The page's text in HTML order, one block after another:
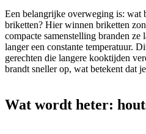
Een belangrijke overweging is: wat
briketten? Hier winnen briketten
compacte samenstelling branden ze
langer een constante temperatuur.
gerechten die langere kooktijden
brandt sneller op, wat betekent dat
Wat wordt heter: